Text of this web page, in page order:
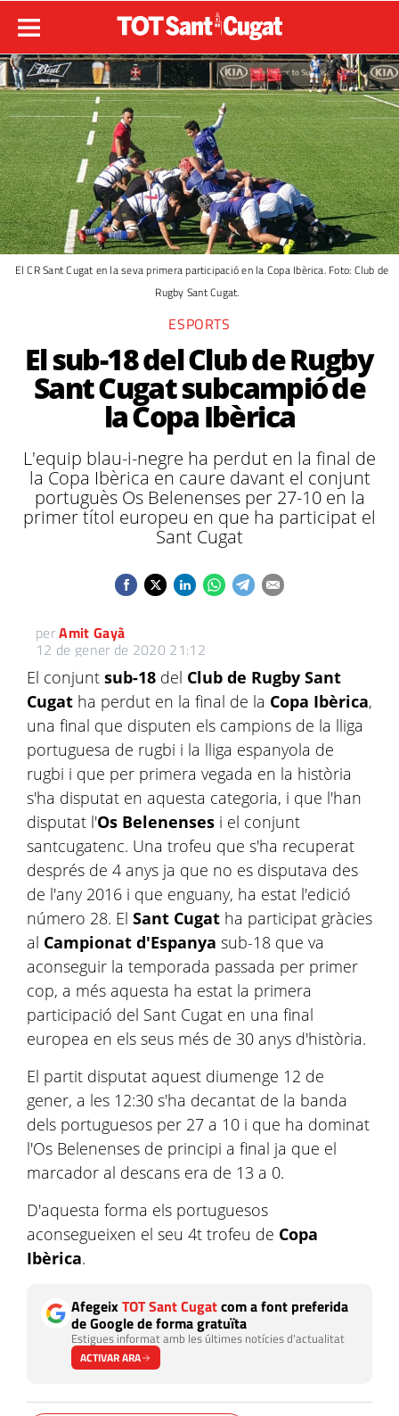
El CR Sant Cugat en la seva primera participació en la Copa Ibèrica. Foto: Club de
Rugby Sant Cugat.
ESPORTS
El sub-18 del Club de Rugby
Sant Cugat subcampió de
la Copa Ibèrica
L'equip blau-i-negre ha perdut en la final de
la Copa Ibèrica en caure davant el conjunt
portuguès Os Belenenses per 27-10 en la
primer títol europeu en que ha participat el
Sant Cugat
perAmit Gayà
12 de gener de 2020 21:12
El conjunt sub-18 del Club de Rugby Sant
Cugat ha perdut en la final de la Copa Ibèrica,
una final que disputen els campions de la lliga
portuguesa de rugbi i la lliga espanyola de
rugbi i que per primera vegada en la història
s'ha disputat en aquesta categoria, i que l'han
disputat l'Os Belenenses i el conjunt
santcugatenc. Una trofeu que s'ha recuperat
després de 4 anys ja que no es disputava des
de l'any 2016 i que enguany, ha estat l'edició
número 28. El Sant Cugat ha participat gràcies
al Campionat d'Espanya sub-18 que va
aconseguir la temporada passada per primer
cop, a més aquesta ha estat la primera
participació del Sant Cugat en una final
europea en els seus més de 30 anys d'història.
El partit disputat aquest diumenge 12 de
gener, a les 12:30 s'ha decantat de la banda
dels portuguesos per 27 a 10 i que ha dominat
l'Os Belenenses de principi a final ja que el
marcador al descans era de 13 a 0.
D'aquesta forma els portuguesos
aconsegueixen el seu 4t trofeu de Copa
Ibèrica.
AfegeixTOT Sant Cugatcom a font preferida
de Google de forma gratuïta
Estigues informat amb les últimes notícies d'actualitat
ACTIVAR ARA